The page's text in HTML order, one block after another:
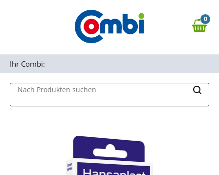
Zur Navigation springen
0,00 €
0
Nach Produkten suchen
Ihr Combi: